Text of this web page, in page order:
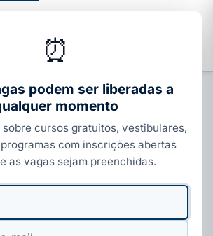
abertos julho 2026:
previstos e
R$ 29 mil
⏰
podem ser liberadas a
momento
sobre cursos gratuitos, vestibulares,
com inscrições abertas
as vagas sejam preenchidas.